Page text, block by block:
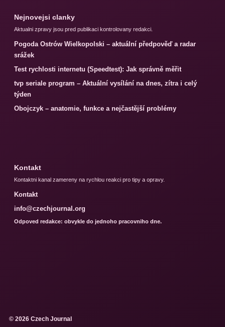
Nejnovejsi clanky
Aktualni zpravy jsou pred publikaci kontrolovany redakci.
Pogoda Ostrów Wielkopolski – aktuální předpověď a radar
srážek
Test rychlosti internetu (Speedtest): Jak správně měřit
tvp seriale program – Aktuální vysílání na dnes, zítra i celý
týden
Obojczyk – anatomie, funkce a nejčastější problémy
Kontakt
Kontaktni kanal zamereny na rychlou reakci pro tipy a opravy.
Kontakt
info@czechjournal.org
Odpoved redakce: obvykle do jednoho pracovniho dne.
© 2026 Czech Journal